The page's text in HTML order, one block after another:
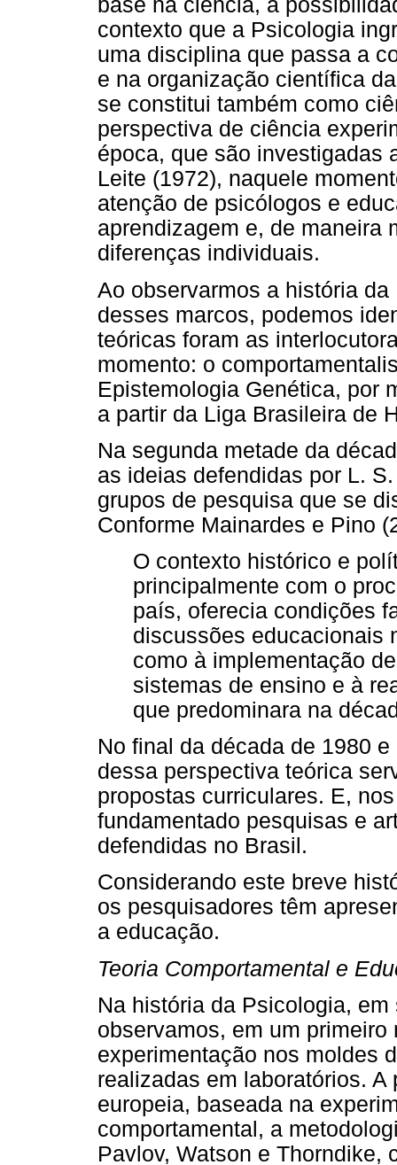
base na ciência, a
contexto que a Psicologia
uma disciplina que passa a
e na organização científica
se constitui também como
perspectiva de ciência
época, que são investigadas
Leite (1972), naquele
atenção de psicólogos e
aprendizagem e, de maneira
diferenças individuais.
Ao observarmos a história
desses marcos, podemos
teóricas foram as
momento: o
Epistemologia Genética, por
a partir da Liga Brasileira de
Na segunda metade da
as ideias defendidas por L.
grupos de pesquisa que se
Conforme Mainardes e Pino
O contexto histórico e
principalmente com o
país, oferecia condições
discussões educacionais
como à implementação
sistemas de ensino e à
que predominara na
No final da década de 1980
dessa perspectiva teórica
propostas curriculares. E,
fundamentado pesquisas e
defendidas no Brasil.
Considerando este breve
os pesquisadores têm
a educação.
Teoria Comportamental e
Na história da Psicologia,
observamos, em um
experimentação nos moldes
realizadas em laboratórios.
europeia, baseada na
comportamental, a
Pavlov, Watson e Thorndike,